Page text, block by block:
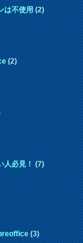
は不使用(2)
(2)
人必見！(7)
(3)